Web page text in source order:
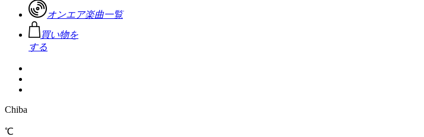
オンエア楽曲一覧
買い物を
する
Chiba
℃